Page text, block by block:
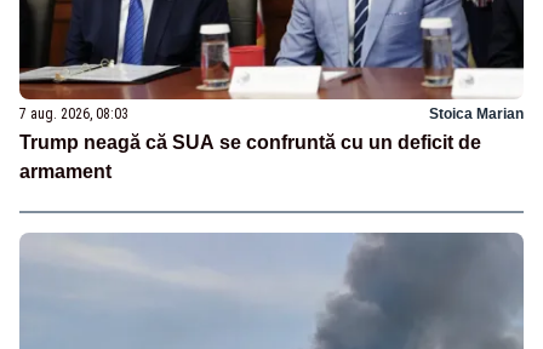
7 aug. 2026, 08:03 Stoica Marian
Trump neagă că SUA se confruntă cu un deficit de
armament